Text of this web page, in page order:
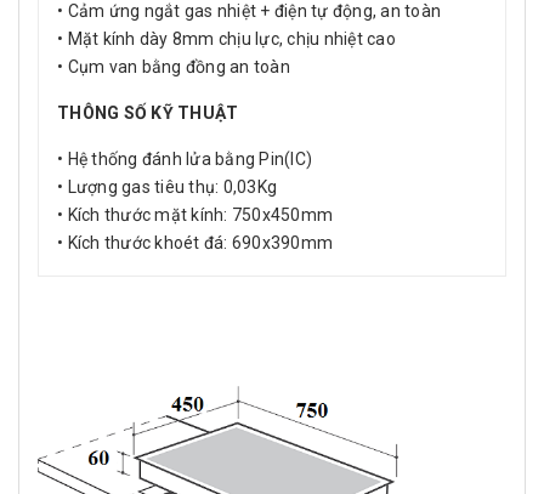
• Cảm ứng ngắt gas nhiệt + điện tự động, an toàn
• Mặt kính dày 8mm chịu lực, chịu nhiệt cao
• Cụm van bằng đồng an toàn
THÔNG SỐ KỸ THUẬT
• Hệ thống đánh lửa bằng Pin(IC)
• Lượng gas tiêu thụ: 0,03Kg
• Kích thước mặt kính: 750x450mm
• Kích thước khoét đá: 690x390mm